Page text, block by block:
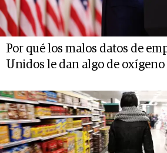
Por qué los malos datos de
Unidos le dan algo de